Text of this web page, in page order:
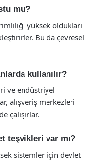
mu?
yüksek oldukları
Bu da çevresel
kullanılır?
ve endüstriyel
alışveriş merkezleri
çalışırlar.
teşvikleri var mı?
sistemler için devlet